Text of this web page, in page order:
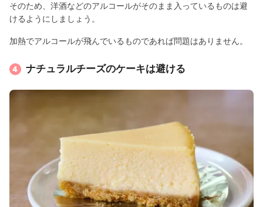
そのため、洋酒などのアルコールがそのまま入っているものは避
けるようにしましょう。
加熱でアルコールが飛んでいるものであれば問題はありません。
ナチュラルチーズのケーキは避ける